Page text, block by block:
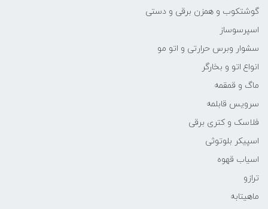
گوشتکوب و همزن برقی و دستی
اسپرسوساز
سشوار وبرس حرارتی و اتو مو
انواع اتو و بخارگر
ماگ و قمقمه
سرویس قابلمه
فلاسک و کتری برقی
اسپیکر بلوتوثی
اسیاب قهوه
ترازو
ماهیتابه